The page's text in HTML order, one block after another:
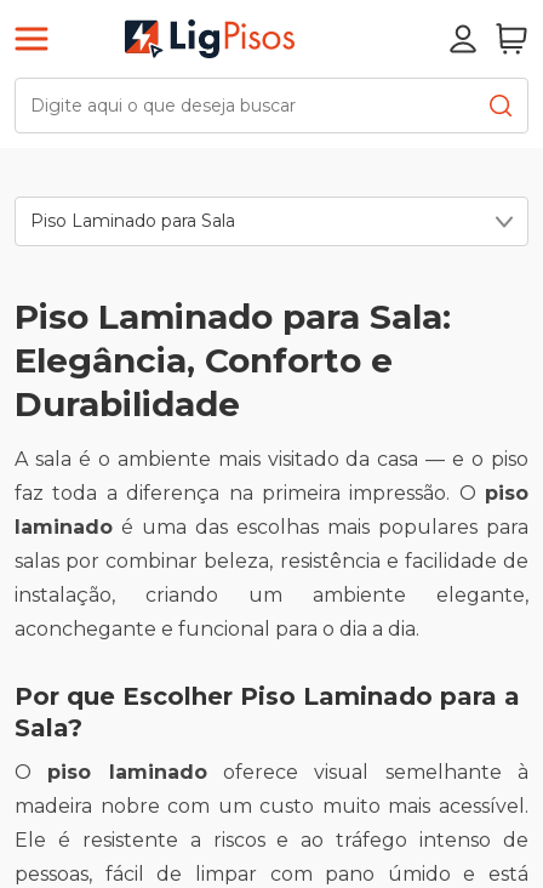
Piso Laminado para Sala
Piso Laminado para Sala:
Elegância, Conforto e
Durabilidade
A sala é o ambiente mais visitado da casa — e o piso
faz toda a diferença na primeira impressão. O piso
laminado é uma das escolhas mais populares para
salas por combinar beleza, resistência e facilidade de
instalação, criando um ambiente elegante,
aconchegante e funcional para o dia a dia.
Por que Escolher Piso Laminado para a
Sala?
O piso laminadooferece visual semelhante à
madeira nobre com um custo muito mais acessível.
Ele é resistente a riscos e ao tráfego intenso de
pessoas, fácil de limpar com pano úmido e está